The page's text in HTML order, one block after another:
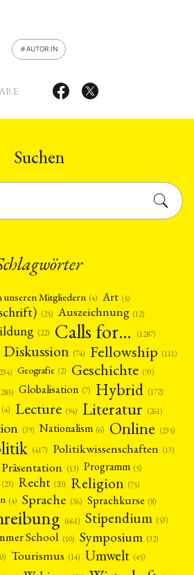
AUTOR:IN
Suchen
unseren Mitgliedern (4) Art (5)
(25) Auszeichnung (12)
(22) Calls for… (1287)
Diskussion (74) Fellowship (111)
Geografie (2) Geschichte (93)
Globalisation (7) Hybrid (172)
(4) Lecture (94) Literatur (261)
(39) Nationalism (6) Online (235)
(417) Politikwissenschaften (13)
Präsentation (13) Programm (5)
(23) Recht (20) Religion (75)
(4) Sprache (36) Sprachkurse (8)
(661) Stipendium (53)
School (10) Symposium (32)
Tourismus (14) Umwelt (45)